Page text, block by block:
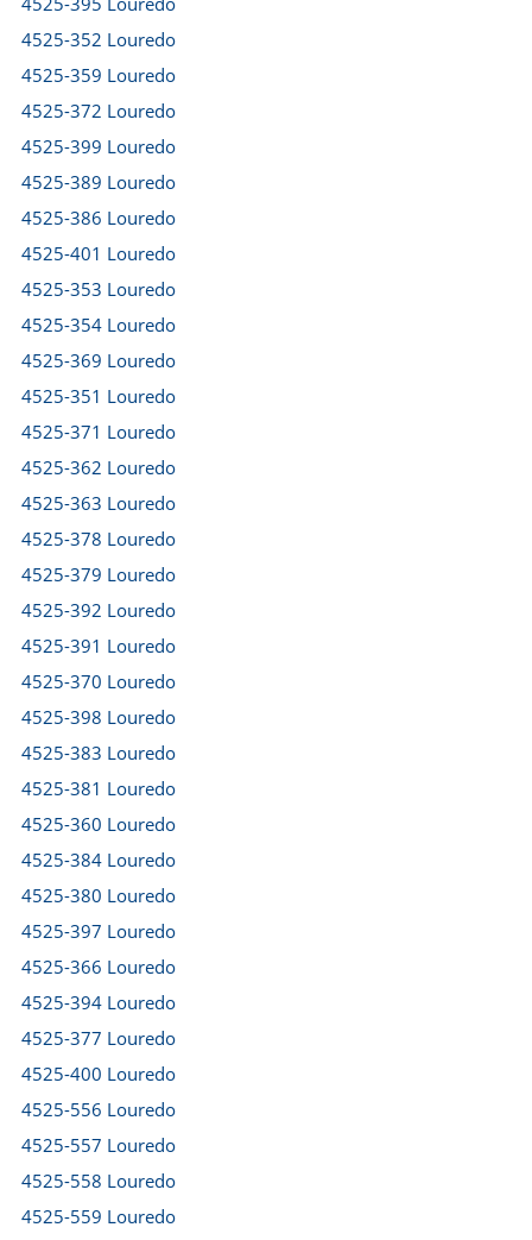
4525-352 Louredo
4525-359 Louredo
4525-372 Louredo
4525-399 Louredo
4525-389 Louredo
4525-386 Louredo
4525-401 Louredo
4525-353 Louredo
4525-354 Louredo
4525-369 Louredo
4525-351 Louredo
4525-371 Louredo
4525-362 Louredo
4525-363 Louredo
4525-378 Louredo
4525-379 Louredo
4525-392 Louredo
4525-391 Louredo
4525-370 Louredo
4525-398 Louredo
4525-383 Louredo
4525-381 Louredo
4525-360 Louredo
4525-384 Louredo
4525-380 Louredo
4525-397 Louredo
4525-366 Louredo
4525-394 Louredo
4525-377 Louredo
4525-400 Louredo
4525-556 Louredo
4525-557 Louredo
4525-558 Louredo
4525-559 Louredo